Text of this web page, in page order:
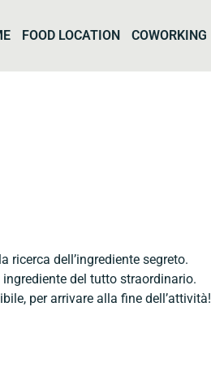
FOOD LOCATION COWORKING
ricerca dell’ingrediente segreto.
del tutto straordinario.
per arrivare alla fine dell’attività!